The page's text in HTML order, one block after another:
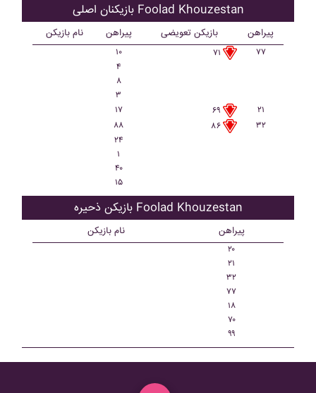
بازیکنان اصلی Foolad Khouzestan
نام بازیکن پیراهن بازیکن تعویضی پیراهن
۱۰ ۷۱
۷۷
۴
۸
۳
۱۷
۶۹
۲۱
۸۸
۸۶
۳۲
۲۴
۱
۴۰
۱۵
بازیکن ذحیره Foolad Khouzestan
نام بازیکن پیراهن
۲۰
۲۱
۳۲
۷۷
۱۸
۷۰
۹۹